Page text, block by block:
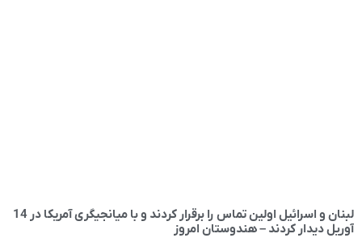
لبنان و اسرائیل اولین تماس را برقرار کردند و با میانجیگری آمریکا در 14
آوریل دیدار کردند – هندوستان امروز